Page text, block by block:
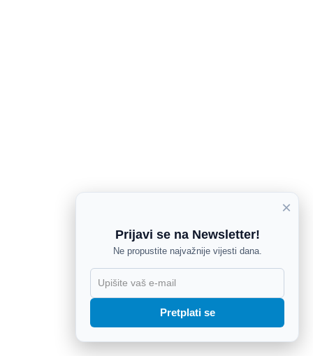
×
Prijavi se na Newsletter!
Ne propustite najvažnije vijesti dana.
Pretplati se